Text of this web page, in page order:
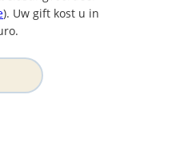
). Uw gift kost u in